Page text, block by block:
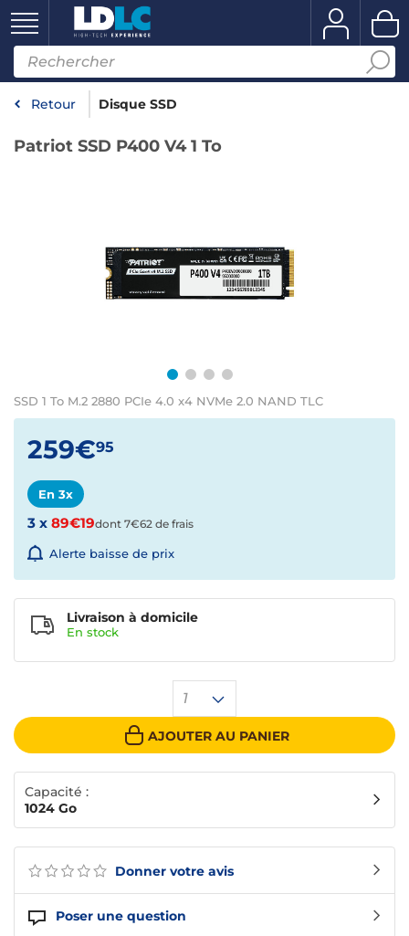
Retour Disque SSD
Patriot SSD P400 V4 1 To
SSD 1 To M.2 2880 PCIe 4.0 x4 NVMe 2.0 NAND TLC
Donner votre avis
Poser une question
259€95
En 3x
3 x 89€19dont 7€62 de frais
Alerte baisse de prix
1
AJOUTER AU PANIER
Livraison à domicile
En stock
Capacité :
1024 Go